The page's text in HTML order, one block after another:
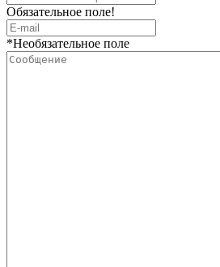
Обязательное поле!
*Необязательное поле